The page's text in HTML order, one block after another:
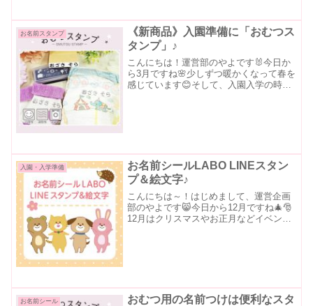
お名前スタンプ
《新商品》入園準備に「おむつス
タンプ」♪
こんにちは！運営部のやよです🐰今日か
ら3月ですね🌸少しずつ暖かくなって春を
感じています😊そして、入園入学の時期
入園・入学準備
お名前シールLABO LINEスタン
プ＆絵文字♪
こんにちは～！はじめまして、運営企画
部のやよです😸今日から12月ですね🎄🎅
12月はクリスマスやお正月などイベント
お名前シール
おむつ用の名前つけは便利なスタ